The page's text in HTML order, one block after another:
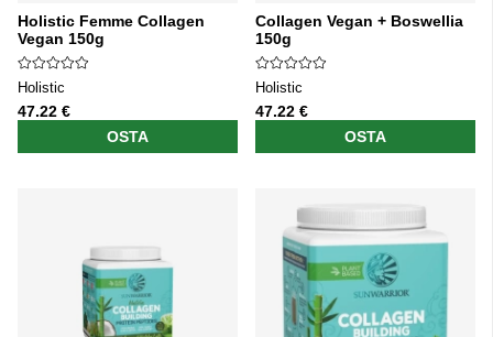
Holistic Femme Collagen
Vegan 150g
Holistic
47.22 €
OSTA
Collagen Vegan + Boswellia
150g
Holistic
47.22 €
OSTA